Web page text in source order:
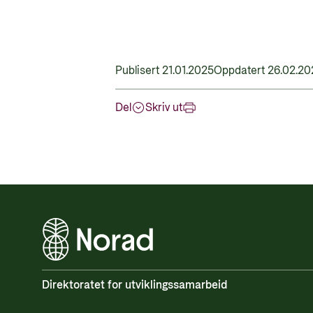
Publisert 21.01.2025Oppdatert
Del Skriv ut
Direktoratet for utviklingssamarbeid